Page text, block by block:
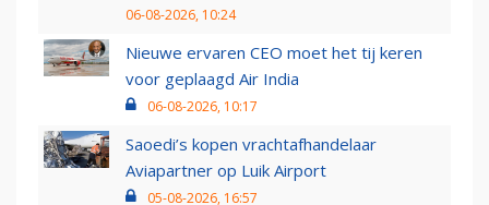
06-08-2026, 10:24
Nieuwe ervaren CEO moet het tij keren
voor geplaagd Air India
06-08-2026, 10:17
Saoedi’s kopen vrachtafhandelaar
Aviapartner op Luik Airport
05-08-2026, 16:57